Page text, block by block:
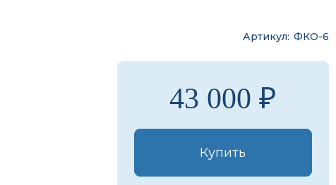
Артикул ФКО-6
43 000 ₽
Купить